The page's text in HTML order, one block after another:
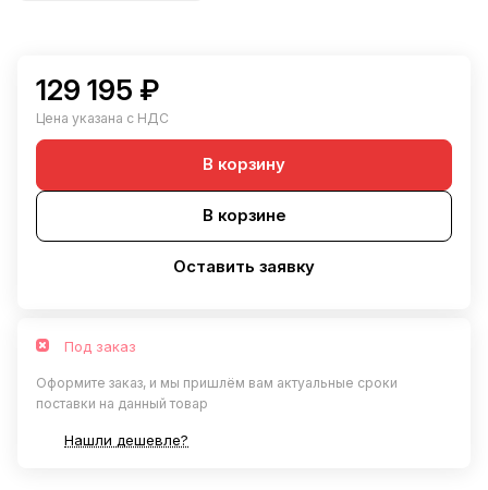
129 195 ₽
Цена указана с НДС
В корзину
В корзине
Оставить заявку
Под заказ
Оформите заказ, и мы пришлём вам актуальные сроки
поставки на данный товар
Нашли дешевле?